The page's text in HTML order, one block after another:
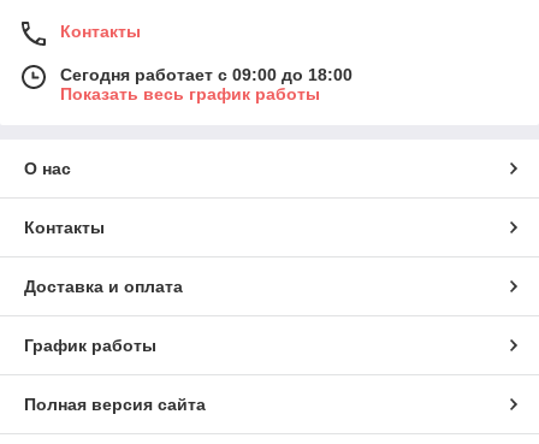
Контакты
Сегодня работает с 09:00 до 18:00
Показать весь график работы
О нас
Контакты
Доставка и оплата
График работы
Полная версия сайта